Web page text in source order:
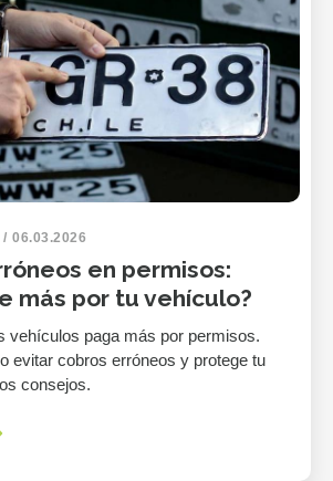
06.03.2026
en permisos:
más por tu vehículo?
vehículos paga más por permisos.
evitar cobros erróneos y protege tu
consejos.